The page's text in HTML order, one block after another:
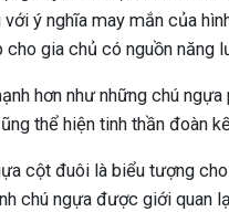
với ý nghĩa may mắn của
gia chủ có nguồn năng
hơn như những chú
thể hiện tinh thần đoàn
cột đuôi là biểu tượng
chú ngựa được giới quan